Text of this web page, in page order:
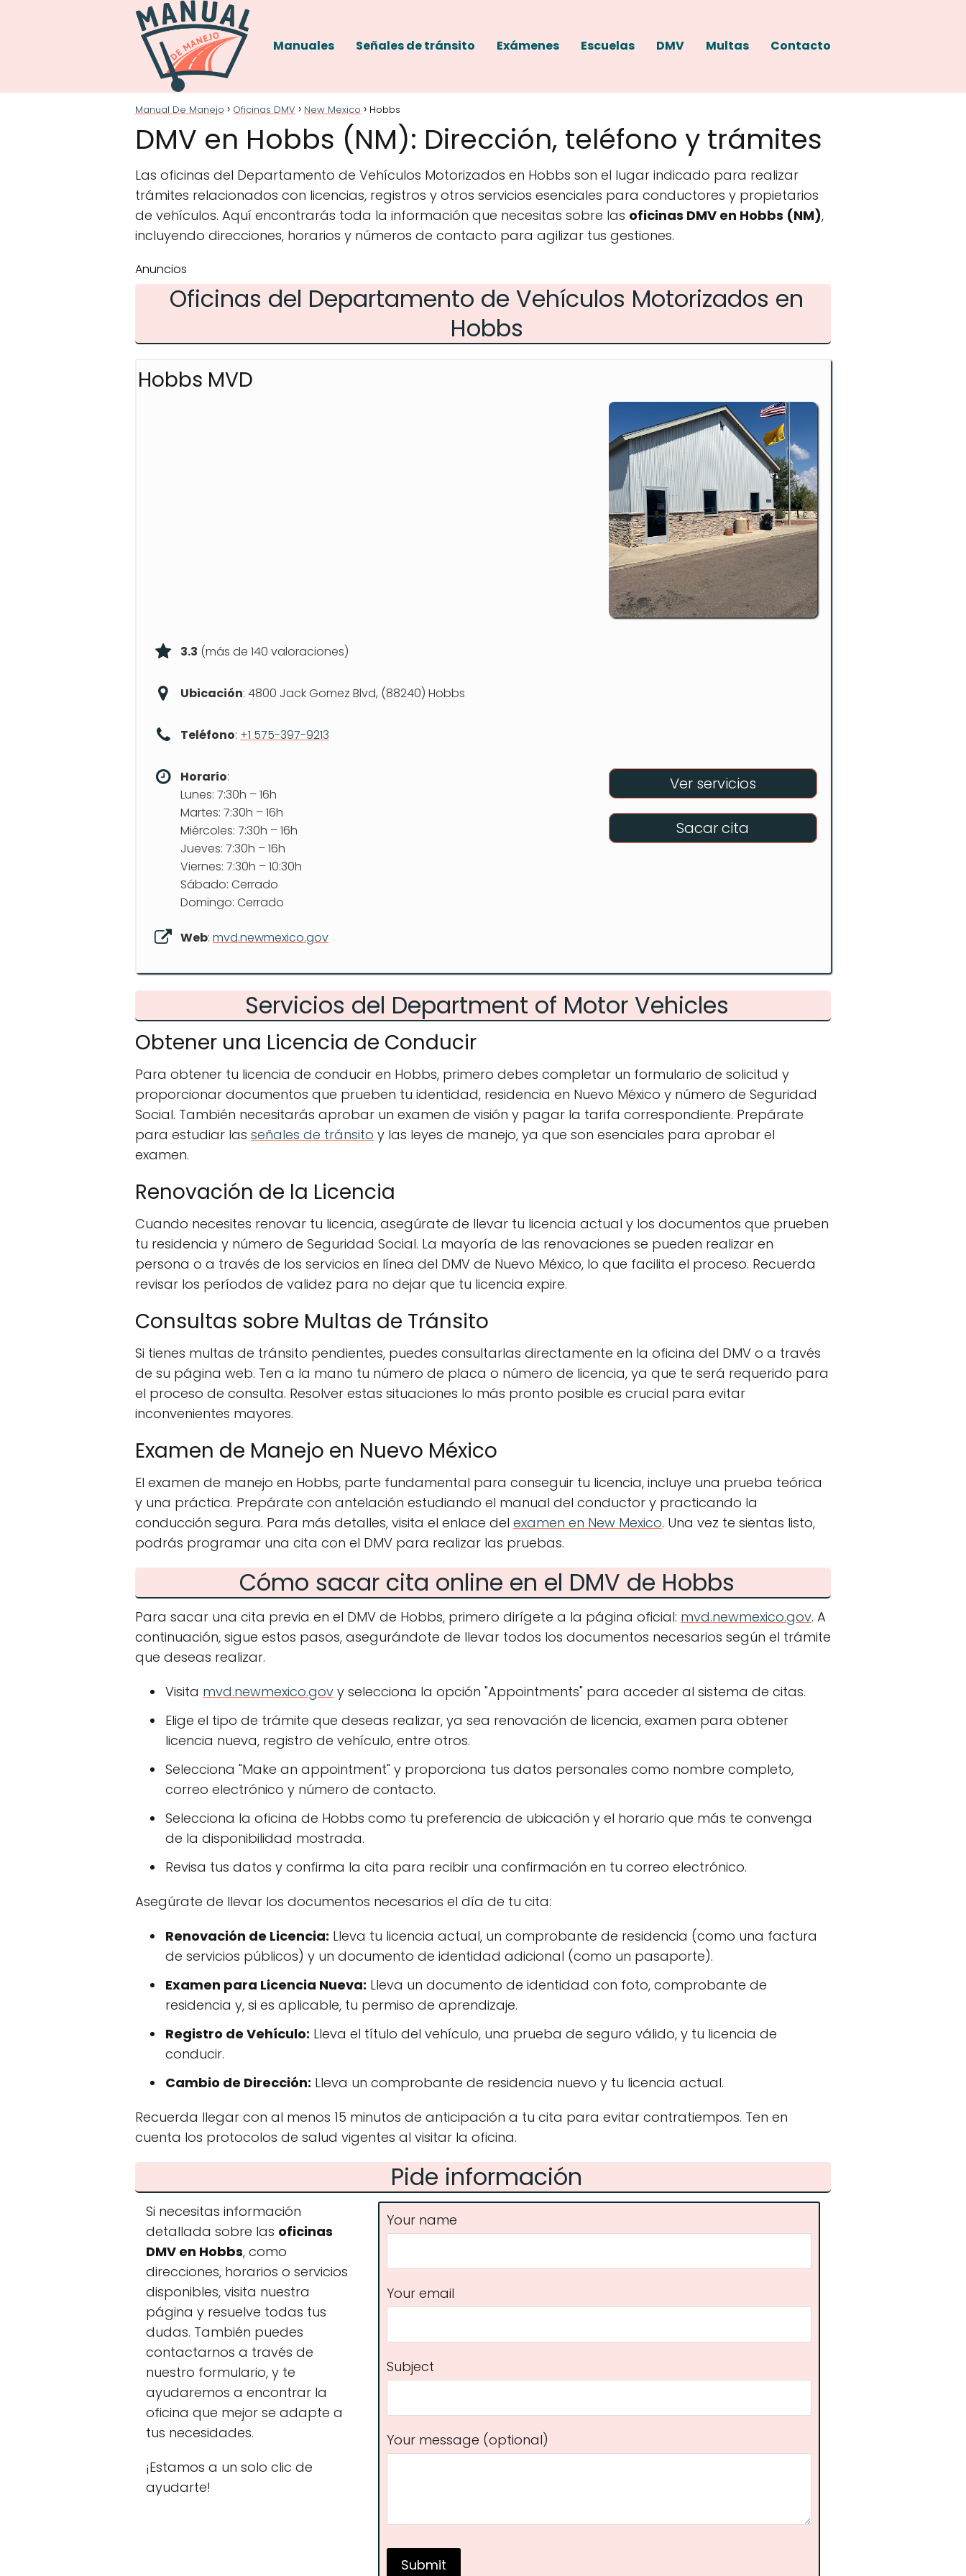
Manuales Señales de tránsito Exámenes Escuelas DMV Multas Contacto
Manual De Manejo Oficinas DMV New Mexico Hobbs
DMV en Hobbs (NM): Dirección, teléfono y trámites
Las oficinas del Departamento de Vehículos Motorizados en Hobbs son el lugar indicado para realizar
trámites relacionados con licencias, registros y otros servicios esenciales para conductores y propietarios
de vehículos. Aquí encontrarás toda la información que necesitas sobre las oficinas DMV en Hobbs (NM),
incluyendo direcciones, horarios y números de contacto para agilizar tus gestiones.
Anuncios
Oficinas del Departamento de Vehículos Motorizados en
Hobbs
Hobbs MVD
3.3 (más de 140 valoraciones)
Ubicación: 4800 Jack Gomez Blvd, (88240) Hobbs
Teléfono: +1 575-397-9213
Horario:
Lunes: 7:30h – 16h
Martes: 7:30h – 16h
Miércoles: 7:30h – 16h
Jueves: 7:30h – 16h
Viernes: 7:30h – 10:30h
Sábado: Cerrado
Domingo: Cerrado
Web: mvd.newmexico.gov
Ver servicios
Sacar cita
Servicios del Department of Motor Vehicles
Obtener una Licencia de Conducir
Para obtener tu licencia de conducir en Hobbs, primero debes completar un formulario de solicitud y
proporcionar documentos que prueben tu identidad, residencia en Nuevo México y número de Seguridad
Social. También necesitarás aprobar un examen de visión y pagar la tarifa correspondiente. Prepárate
para estudiar las señales de tránsito y las leyes de manejo, ya que son esenciales para aprobar el
examen.
Renovación de la Licencia
Cuando necesites renovar tu licencia, asegúrate de llevar tu licencia actual y los documentos que prueben
tu residencia y número de Seguridad Social. La mayoría de las renovaciones se pueden realizar en
persona o a través de los servicios en línea del DMV de Nuevo México, lo que facilita el proceso. Recuerda
revisar los períodos de validez para no dejar que tu licencia expire.
Consultas sobre Multas de Tránsito
Si tienes multas de tránsito pendientes, puedes consultarlas directamente en la oficina del DMV o a través
de su página web. Ten a la mano tu número de placa o número de licencia, ya que te será requerido para
el proceso de consulta. Resolver estas situaciones lo más pronto posible es crucial para evitar
inconvenientes mayores.
Examen de Manejo en Nuevo México
El examen de manejo en Hobbs, parte fundamental para conseguir tu licencia, incluye una prueba teórica
y una práctica. Prepárate con antelación estudiando el manual del conductor y practicando la
conducción segura. Para más detalles, visita el enlace del examen en New Mexico. Una vez te sientas listo,
podrás programar una cita con el DMV para realizar las pruebas.
Cómo sacar cita online en el DMV de Hobbs
Para sacar una cita previa en el DMV de Hobbs, primero dirígete a la página oficial: mvd.newmexico.gov. A
continuación, sigue estos pasos, asegurándote de llevar todos los documentos necesarios según el trámite
que deseas realizar.
Visita mvd.newmexico.gov y selecciona la opción "Appointments" para acceder al sistema de citas.
Elige el tipo de trámite que deseas realizar, ya sea renovación de licencia, examen para obtener
licencia nueva, registro de vehículo, entre otros.
Selecciona "Make an appointment" y proporciona tus datos personales como nombre completo,
correo electrónico y número de contacto.
Selecciona la oficina de Hobbs como tu preferencia de ubicación y el horario que más te convenga
de la disponibilidad mostrada.
Revisa tus datos y confirma la cita para recibir una confirmación en tu correo electrónico.
Asegúrate de llevar los documentos necesarios el día de tu cita:
Renovación de Licencia: Lleva tu licencia actual, un comprobante de residencia (como una factura
de servicios públicos) y un documento de identidad adicional (como un pasaporte).
Examen para Licencia Nueva: Lleva un documento de identidad con foto, comprobante de
residencia y, si es aplicable, tu permiso de aprendizaje.
Registro de Vehículo: Lleva el título del vehículo, una prueba de seguro válido, y tu licencia de
conducir.
Cambio de Dirección: Lleva un comprobante de residencia nuevo y tu licencia actual.
Recuerda llegar con al menos 15 minutos de anticipación a tu cita para evitar contratiempos. Ten en
cuenta los protocolos de salud vigentes al visitar la oficina.
Pide información
Si necesitas información
detallada sobre las oficinas
DMV en Hobbs, como
direcciones, horarios o servicios
disponibles, visita nuestra
página y resuelve todas tus
dudas. También puedes
contactarnos a través de
nuestro formulario, y te
ayudaremos a encontrar la
oficina que mejor se adapte a
tus necesidades.
¡Estamos a un solo clic de
ayudarte!
Your name
Your email
Subject
Your message (optional)